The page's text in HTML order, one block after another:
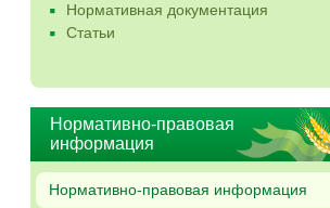
Нормативная документация
Статьи
Нормативно-правовая
информация
Нормативно-правовая информация